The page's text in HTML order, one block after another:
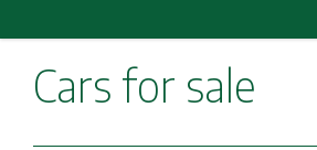
Cars for sale